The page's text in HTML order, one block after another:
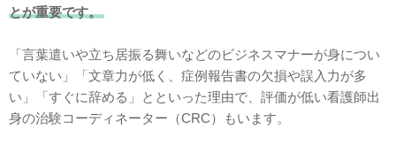
とが重要です。
「言葉遣いや立ち居振る舞いなどのビジネスマナーが身につい
ていない」「文章力が低く、症例報告書の欠損や誤入力が多
い」「すぐに辞める」とといった理由で、評価が低い看護師出
身の治験コーディネーター（CRC）もいます。